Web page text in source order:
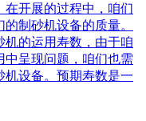
在开展的过程中，咱们
制砂机设备的质量。
机的运用寿数，由于咱
中呈现问题，咱们也需
机设备。预期寿数是一